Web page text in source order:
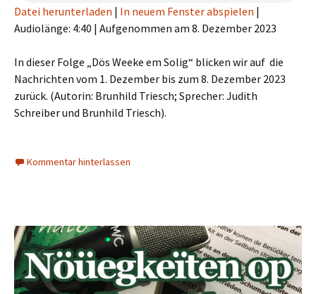
Datei herunterladen | In neuem Fenster abspielen |
Audiolänge: 4:40 | Aufgenommen am 8. Dezember 2023
In dieser Folge „Dös Weeke em Solig“ blicken wir auf die
Nachrichten vom 1. Dezember bis zum 8. Dezember 2023
zurück. (Autorin: Brunhild Triesch; Sprecher: Judith
Schreiber und Brunhild Triesch).
Kommentar hinterlassen